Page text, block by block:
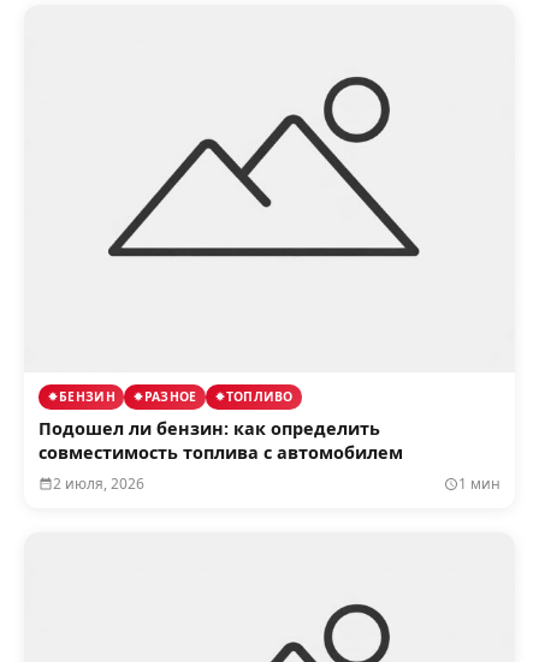
БЕНЗИН РАЗНОЕ ТОПЛИВО
Подошел ли бензин: как определить
совместимость топлива с автомобилем
2 июля, 2026 1 мин